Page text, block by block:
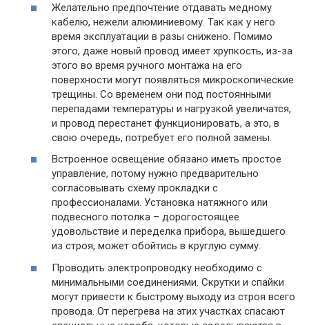
Желательно предпочтение отдавать медному
кабелю, нежели алюминиевому. Так как у него
время эксплуатации в разы снижено. Помимо
этого, даже новый провод имеет хрупкость, из-за
этого во время ручного монтажа на его
поверхности могут появляться микроскопические
трещины. Со временем они под постоянными
перепадами температуры и нагрузкой увеличатся,
и провод перестанет функционировать, а это, в
свою очередь, потребует его полной замены.
Встроенное освещение обязано иметь простое
управление, потому нужно предварительно
согласовывать схему прокладки с
профессионалами. Установка натяжного или
подвесного потолка – дорогостоящее
удовольствие и переделка прибора, вышедшего
из строя, может обойтись в круглую сумму.
Проводить электропроводку необходимо с
минимальными соединениями. Скрутки и спайки
могут привести к быстрому выходу из строя всего
провода. От перегрева на этих участках спасают